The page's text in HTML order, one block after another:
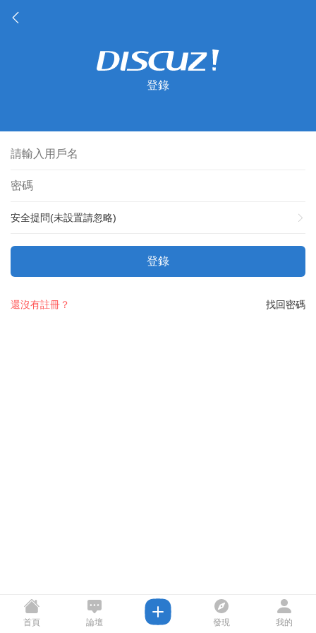
登錄
安全提問(未設置請忽略)
登錄
找回密碼
還沒有註冊？
首頁 論壇 發現 我的